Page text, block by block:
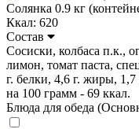
Солянка 0.9 кг
Ккал: 620
Состав
Сосиски, колбаса п.к.,
лимон, томат паста,
г. белки, 4,6 г. жиры, 1,7
на 100 грамм - 69 ккал.
Блюда для обеда